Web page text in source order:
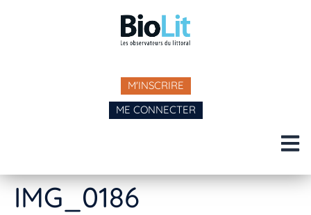
M'INSCRIRE
ME CONNECTER
IMG_0186